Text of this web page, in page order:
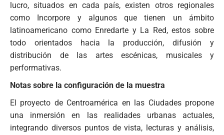
lucro, situados en cada país, existen otros regionales
como Incorpore y algunos que tienen un ámbito
latinoamericano como Enredarte y La Red, estos sobre
todo orientados hacia la producción, difusión y
distribución de las artes escénicas, musicales y
performativas.
Notas sobre la configuración de la muestra
El proyecto de Centroamérica en las Ciudades propone
una inmersión en las realidades urbanas actuales,
integrando diversos puntos de vista, lecturas y análisis,